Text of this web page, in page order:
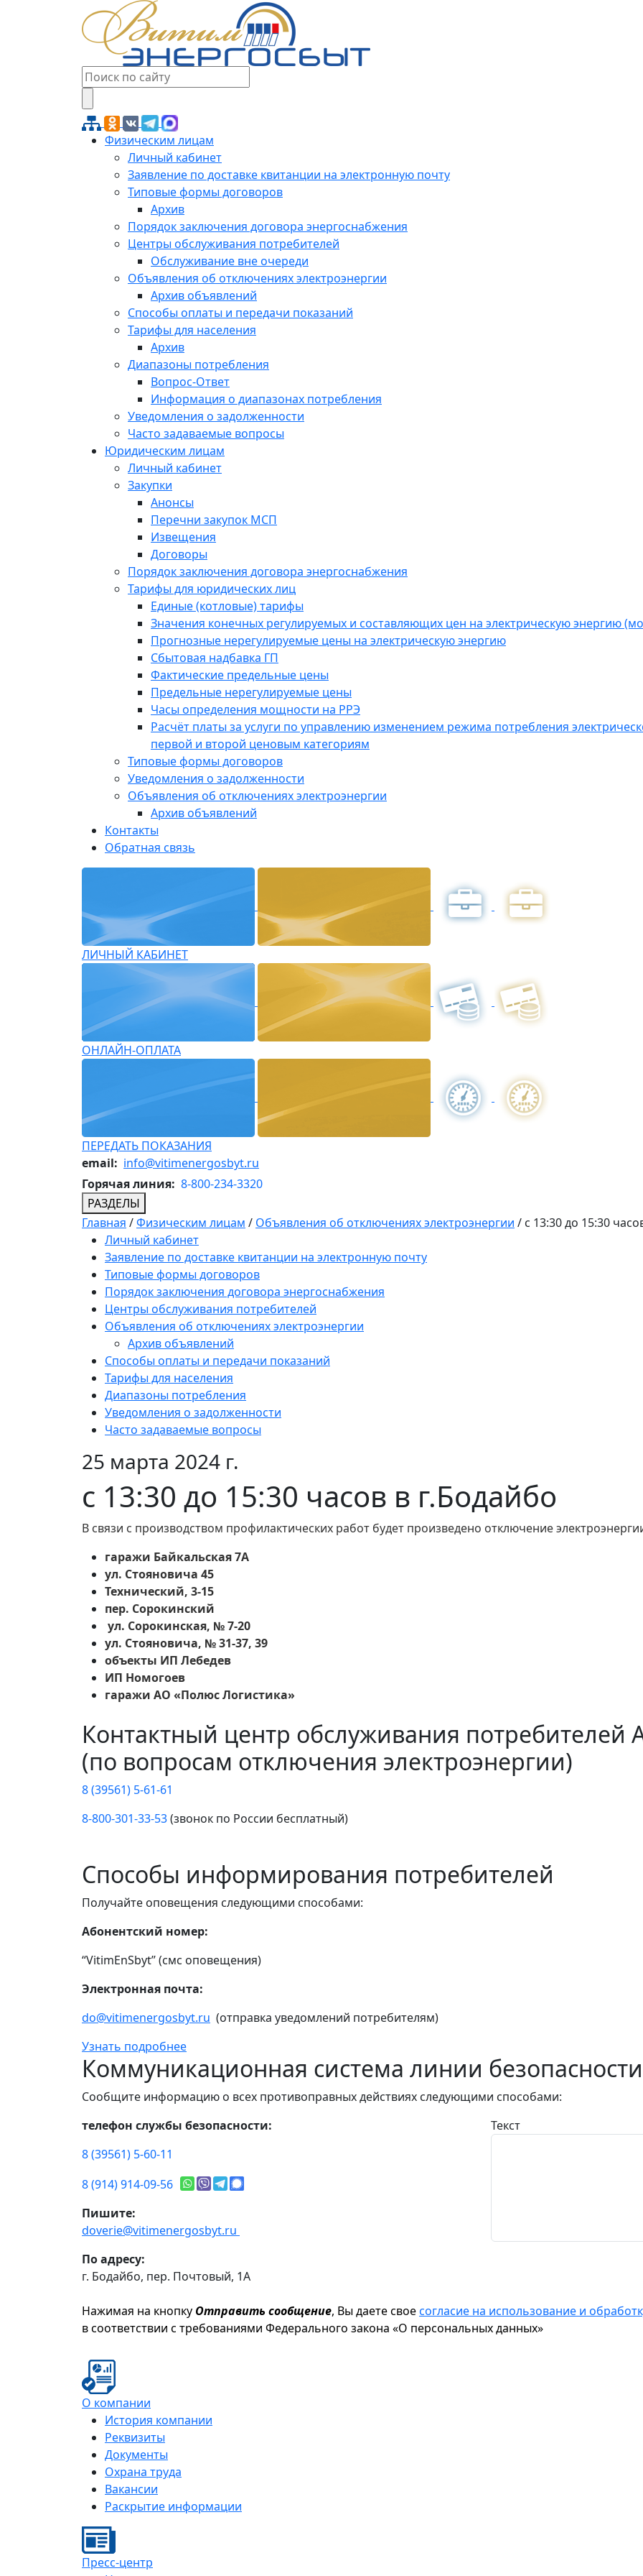
Физическим лицам
Личный кабинет
Заявление по доставке квитанции на электронную почту
Типовые формы договоров
Архив
Порядок заключения договора энергоснабжения
Центры обслуживания потребителей
Обслуживание вне очереди
Объявления об отключениях электроэнергии
Архив объявлений
Способы оплаты и передачи показаний
Тарифы для населения
Архив
Диапазоны потребления
Вопрос-Ответ
Информация о диапазонах потребления
Уведомления о задолженности
Часто задаваемые вопросы
Юридическим лицам
Личный кабинет
Закупки
Анонсы
Перечни закупок МСП
Извещения
Договоры
Порядок заключения договора энергоснабжения
Тарифы для юридических лиц
Единые (котловые) тарифы
Значения конечных регулируемых и составляющих цен на электрическую энергию
Прогнозные нерегулируемые цены на электрическую энергию
Сбытовая надбавка ГП
Фактические предельные цены
Предельные нерегулируемые цены
Часы определения мощности на РРЭ
Расчёт платы за услуги по управлению изменением режима потребления
первой и второй ценовым категориям
Типовые формы договоров
Уведомления о задолженности
Объявления об отключениях электроэнергии
Архив объявлений
Контакты
Обратная связь
ЛИЧНЫЙ КАБИНЕТ
ОНЛАЙН-ОПЛАТА
ПЕРЕДАТЬ ПОКАЗАНИЯ
email: info@vitimenergosbyt.ru
Горячая линия: 8-800-234-3320
РАЗДЕЛЫ
Главная /Физическим лицам / Объявления об отключениях электроэнергии / с 13:30 до 15:30
Личный кабинет
Заявление по доставке квитанции на электронную почту
Типовые формы договоров
Порядок заключения договора энергоснабжения
Центры обслуживания потребителей
Объявления об отключениях электроэнергии
Архив объявлений
Способы оплаты и передачи показаний
Тарифы для населения
Диапазоны потребления
Уведомления о задолженности
Часто задаваемые вопросы
25 марта 2024 г.
с 13:30 до 15:30 часов в г.Бодайбо
В связи с производством профилактических работ будет произведено отключение
гаражи Байкальская 7А
ул. Стояновича 45
Технический, 3-15
пер. Сорокинский
ул. Сорокинская, № 7-20
ул. Стояновича, № 31-37, 39
объекты ИП Лебедев
ИП Номогоев
гаражи АО «Полюс Логистика»
Контактный центр обслуживания потребителей
(по вопросам отключения электроэнергии)
8 (39561) 5-61-61
8-800-301-33-53(звонок по России бесплатный)
Способы информирования потребителей
Получайте оповещения следующими способами:
Абонентский номер:
“VitimEnSbyt” (смс оповещения)
Электронная почта:
do@vitimenergosbyt.ru (отправка уведомлений потребителям)
Узнать подробнее
Коммуникационная система линии безопасности
Сообщите информацию о всех противоправных действиях следующими способами:
телефон службы безопасности:
8 (39561) 5-60-11
8 (914) 914-09-56
Пишите:
doverie@vitimenergosbyt.ru
По адресу:
г. Бодайбо, пер. Почтовый, 1А
Текст
Нажимая на кнопку Отправить сообщение, Вы даете своесогласие на использование и
в соответствии с требованиями Федерального закона «О персональных данных»
О компании
История компании
Реквизиты
Документы
Охрана труда
Вакансии
Раскрытие информации
Пресс-центр